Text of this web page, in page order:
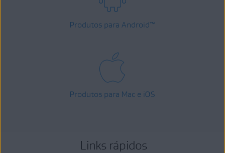
Produtos para Android™
Produtos para Mac e iOS
Links rápidos